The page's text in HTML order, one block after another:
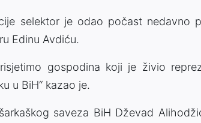
selektor je odao počast nedavno
Edinu Avdiću.
gospodina koji je živio
u BiH“ kazao je.
saveza BiH Dževad